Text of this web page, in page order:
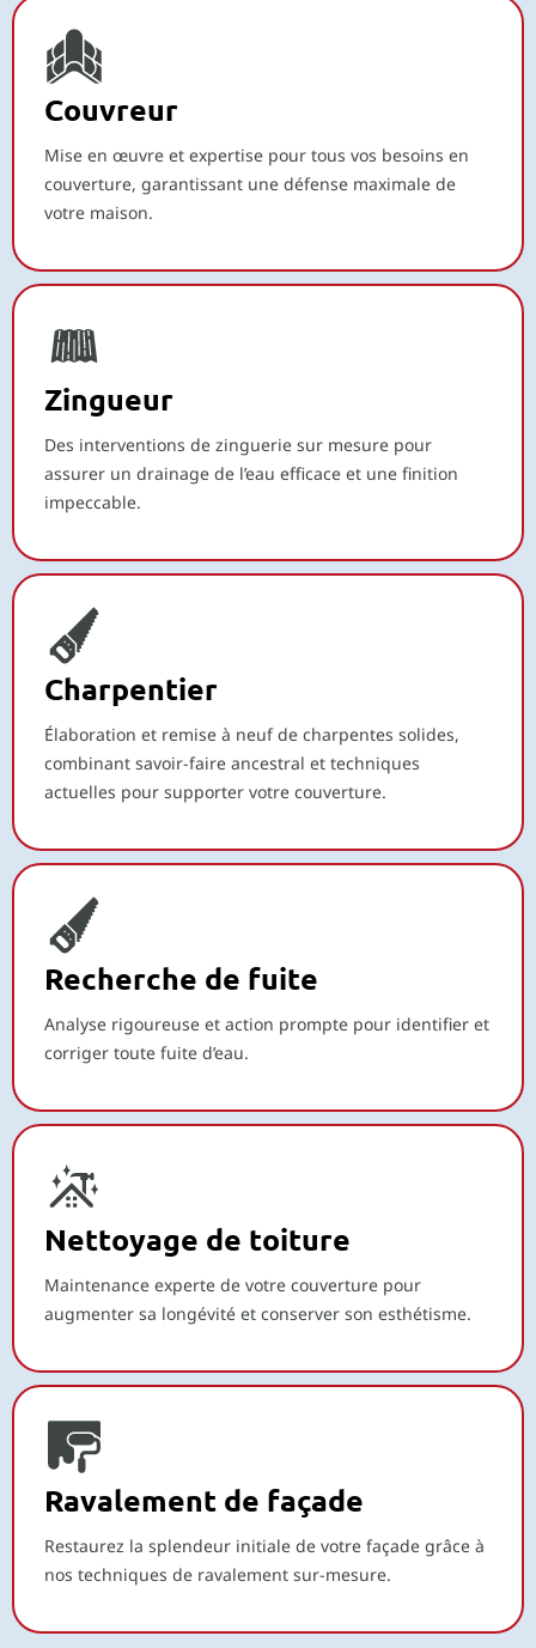
Couvreur
Mise en œuvre et expertise pour tous vos besoins en
couverture, garantissant une défense maximale de
votre maison.
Zingueur
Des interventions de zinguerie sur mesure pour
assurer un drainage de l’eau efficace et une finition
impeccable.
Charpentier
Élaboration et remise à neuf de charpentes solides,
combinant savoir-faire ancestral et techniques
actuelles pour supporter votre couverture.
Recherche de fuite
Analyse rigoureuse et action prompte pour identifier et
corriger toute fuite d’eau.
Nettoyage de toiture
Maintenance experte de votre couverture pour
augmenter sa longévité et conserver son esthétisme.
Ravalement de façade
Restaurez la splendeur initiale de votre façade grâce à
nos techniques de ravalement sur-mesure.